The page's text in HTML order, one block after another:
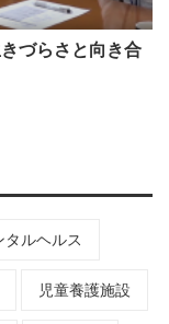
づらさと向き合
タルヘルス
児童養護施設